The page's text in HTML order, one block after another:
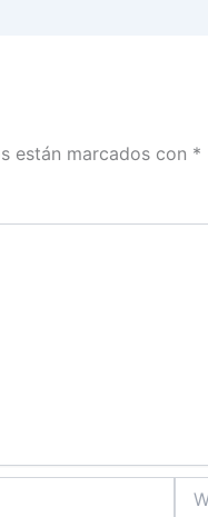
están marcados con *